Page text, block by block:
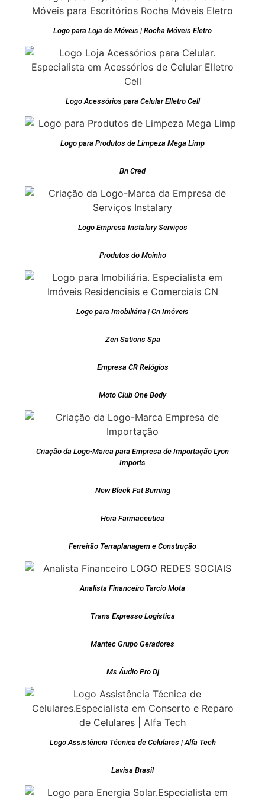
Logo para Loja de Móveis | Rocha Móveis Eletro
Logo Acessórios para Celular Elletro Cell
Logo para Produtos de Limpeza Mega Limp
Bn Cred
Logo Empresa Instalary Serviços
Produtos do Moinho
Logo para Imobiliária | Cn Imóveis
Zen Sations Spa
Empresa CR Relógios
Moto Club One Body
Criação da Logo-Marca para Empresa de Importação Lyon
Imports
New Bleck Fat Burning
Hora Farmaceutica
Ferreirão Terraplanagem e Construção
Analista Financeiro Tarcio Mota
Trans Expresso Logística
Mantec Grupo Geradores
Ms Áudio Pro Dj
Logo Assistência Técnica de Celulares | Alfa Tech
Lavisa Brasil